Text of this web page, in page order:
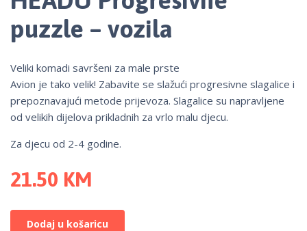
puzzle – vozila
Veliki komadi savršeni za male prste
Avion je tako velik! Zabavite se slažući progresivne slagalice i
prepoznavajući metode prijevoza. Slagalice su napravljene
od velikih dijelova prikladnih za vrlo malu djecu.
Za djecu od 2-4 godine.
21.50 KM
Dodaj u košaricu